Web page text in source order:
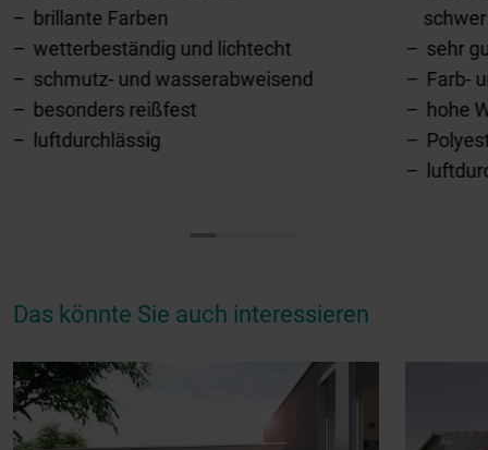
brillante Farben
wetterbeständig und lichtecht
schmutz- und wasserabweisend
besonders reißfest
luftdurchlässig
sehr
Farb-
hohe
Das könnte Sie auch interessieren